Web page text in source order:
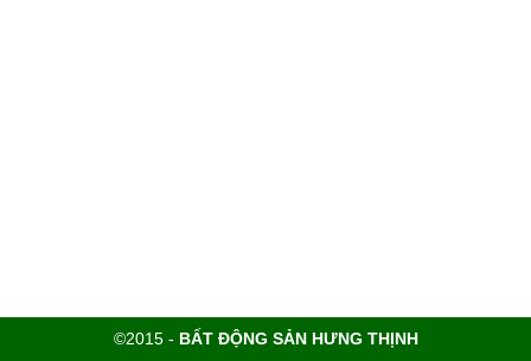
©2015 - BẤT ĐỘNG SẢN HƯNG THỊNH